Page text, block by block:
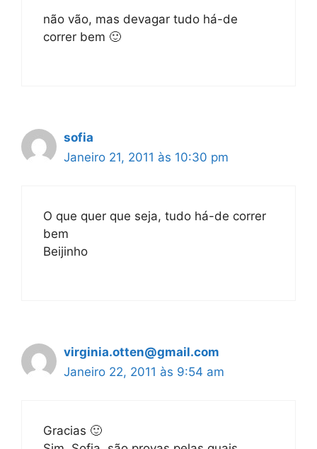
não vão, mas devagar tudo há-de
correr bem 🙂
sofia
Janeiro 21, 2011 às 10:30 pm
O que quer que seja, tudo há-de correr
bem
Beijinho
virginia.otten@gmail.com
Janeiro 22, 2011 às 9:54 am
Gracias 🙂